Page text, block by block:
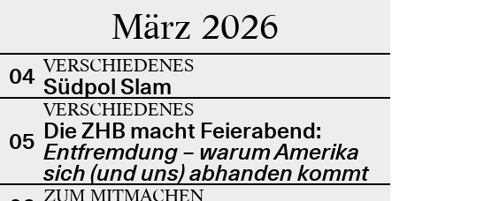
März 2026
04 VERSCHIEDENES
Südpol Slam
05
VERSCHIEDENES
Die ZHB macht Feierabend:
Entfremdung – warum Amerika
sich (und uns) abhanden kommt
ZUM MITMACHEN